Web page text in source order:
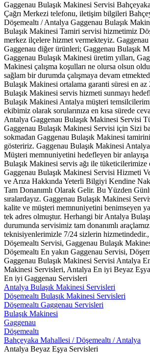
Gaggenau Bulaşık Makinesi Servisi
Çağrı Merkezi telefonu, iletişim bilgileri
Döşemealtı / Antalya Gaggenau Bulaşık
Bulaşık Makinesi Tamiri servisi hizmetimiz
merkez ilçelere hizmet vermekteyiz.
Gaggenau diğer ürünleri; Gaggenau Bulaşık
Gaggenau Bulaşık Makinesi üretim yılları,
Makinesi çalışma koşulları ne olursa olsun
sağlam bir durumda çalışmaya devam
Bulaşık Makinesi ortalama garanti süresi en az
Bulaşık Makinesi servis hizmeti sunmayı
Bulaşık Makinesi Antalya müşteri
ekibimiz olarak sorularınıza en kısa sürede
Antalya Gaggenau Bulaşık Makinesi Servisi
Gaggenau Bulaşık Makinesi Servisi için Sizi
sokmadan Gaggenau Bulaşık Makinesi
gösteririz. Gaggenau Bulaşık Makinesi
Müşteri memnuniyetini hedefleyen bir
Bulaşık Makinesi servis ağı ile tüketicilerimize
Gaggenau Bulaşık Makinesi Servisi Hizmeti
ve Arıza Hakkında Yeterli Bilgiyi Kendine
Tam Donanımlı Olarak Gelir. Bu Yüzden
sıralardayız. Gaggenau Bulaşık Makinesi
kalite ve müşteri memnuniyetini benimseyen
tek adres olmuştur. Herhangi bir Antalya
durumunda servisimiz tam donanımlı
teknisiyenlerimizle 7/24 sizlerin hizmetindedir.,
Döşemealtı Servisi, Gaggenau Bulaşık
Döşemealtı En yakın Gaggenau Servisi,
Gaggenau Bulaşık Makinesi Servisi Antalya
Makinesi Servisleri, Antalya En iyi Beyaz
En iyi Gaggenau Servisleri
Antalya Bulaşık Makinesi Servisleri
Döşemealtı Bulaşık Makinesi Servisleri
Döşemealtı Gaggenau Servisleri
Bulaşık Makinesi
Gaggenau
Döşemealtı
Bahçeyaka Mahallesi / Döşemealtı / Antalya
Antalya Beyaz Eşya Servisleri